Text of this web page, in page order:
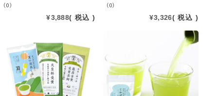
（0）
¥3,888 税込
（0）
¥3,326 税込